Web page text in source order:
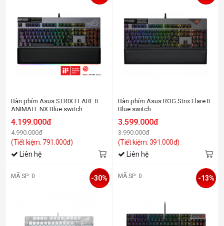
Bàn phím Asus STRIX FLARE II
ANIMATE NX Blue switch
4.199.000đ
4.990.000đ
(Tiết kiệm: 791.000đ)
Liên hệ
Bàn phím Asus ROG Strix Flare II
Blue switch
3.599.000đ
3.990.000đ
(Tiết kiệm: 391.000đ)
Liên hệ
MÃ SP: 0 -30% MÃ SP: 0 -13%